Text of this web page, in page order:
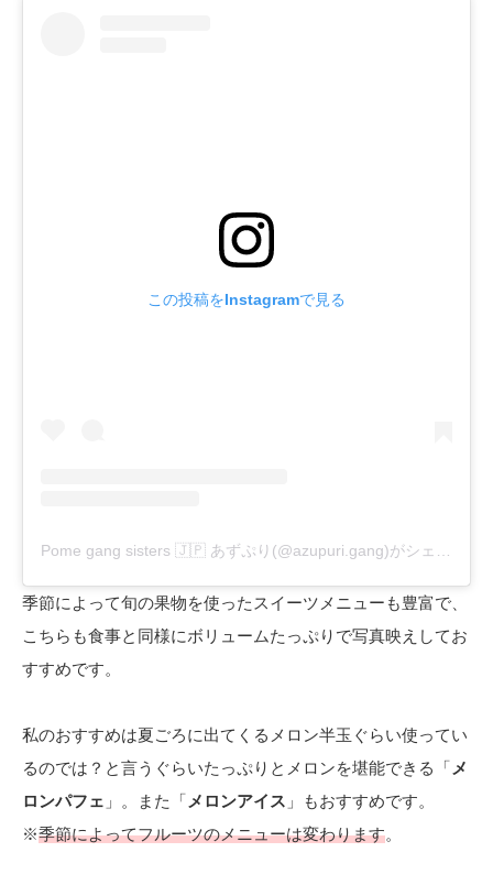
この投稿をInstagramで見る
季節によって旬の果物を使ったスイーツメニューも豊富で、
こちらも食事と同様にボリュームたっぷりで写真映えしてお
すすめです。
私のおすすめは夏ごろに出てくるメロン半玉ぐらい使ってい
るのでは？と言うぐらいたっぷりとメロンを堪能できる「 メ
ロンパフェ 」。また「 メロンアイス 」もおすすめです。
※季節によってフルーツのメニューは変わります。